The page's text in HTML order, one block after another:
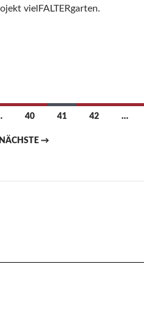
vielFALTERgarten.
40 41 42 …
NÄCHSTE →